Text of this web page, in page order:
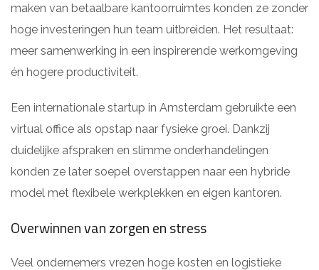
maken van betaalbare kantoorruimtes konden ze zonder
hoge investeringen hun team uitbreiden. Het resultaat:
meer samenwerking in een inspirerende werkomgeving
én hogere productiviteit.
Een internationale startup in Amsterdam gebruikte een
virtual office als opstap naar fysieke groei. Dankzij
duidelijke afspraken en slimme onderhandelingen
konden ze later soepel overstappen naar een hybride
model met flexibele werkplekken en eigen kantoren.
Overwinnen van zorgen en stress
Veel ondernemers vrezen hoge kosten en logistieke